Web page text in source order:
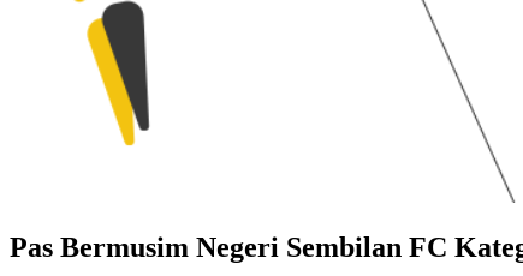
Pas Bermusim Negeri Sembilan FC